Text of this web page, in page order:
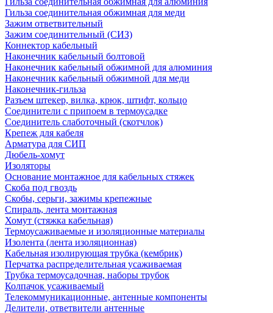
Гильза соединительная обжимная для меди
Зажим ответвительный
Зажим соединительный (СИЗ)
Коннектор кабельный
Наконечник кабельный болтовой
Наконечник кабельный обжимной для алюминия
Наконечник кабельный обжимной для меди
Наконечник-гильза
Разъем штекер, вилка, крюк, штифт, кольцо
Соединители с припоем в термоусадке
Соединитель слаботочный (скотчлок)
Крепеж для кабеля
Арматура для СИП
Дюбель-хомут
Изоляторы
Основание монтажное для кабельных стяжек
Скоба под гвоздь
Скобы, серьги, зажимы крепежные
Спираль, лента монтажная
Хомут (стяжка кабельная)
Термоусаживаемые и изоляционные материалы
Изолента (лента изоляционная)
Кабельная изолирующая трубка (кембрик)
Перчатка распределительная усаживаемая
Трубка термоусадочная, наборы трубок
Колпачок усаживаемый
Телекоммуникационные, антенные компоненты
Делители, ответвители антенные